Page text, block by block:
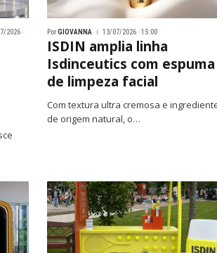
2026 ·
PorGIOVANNA 13/07/2026 · 15:00
ISDIN amplia linha
Isdinceutics com espuma
de limpeza facial
Com textura ultra cremosa e
de origem natural, o…